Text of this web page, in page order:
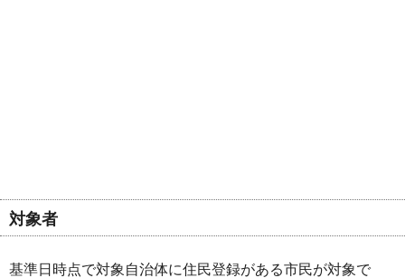
対象者
基準日時点で対象自治体に住民登録がある市民が対象で